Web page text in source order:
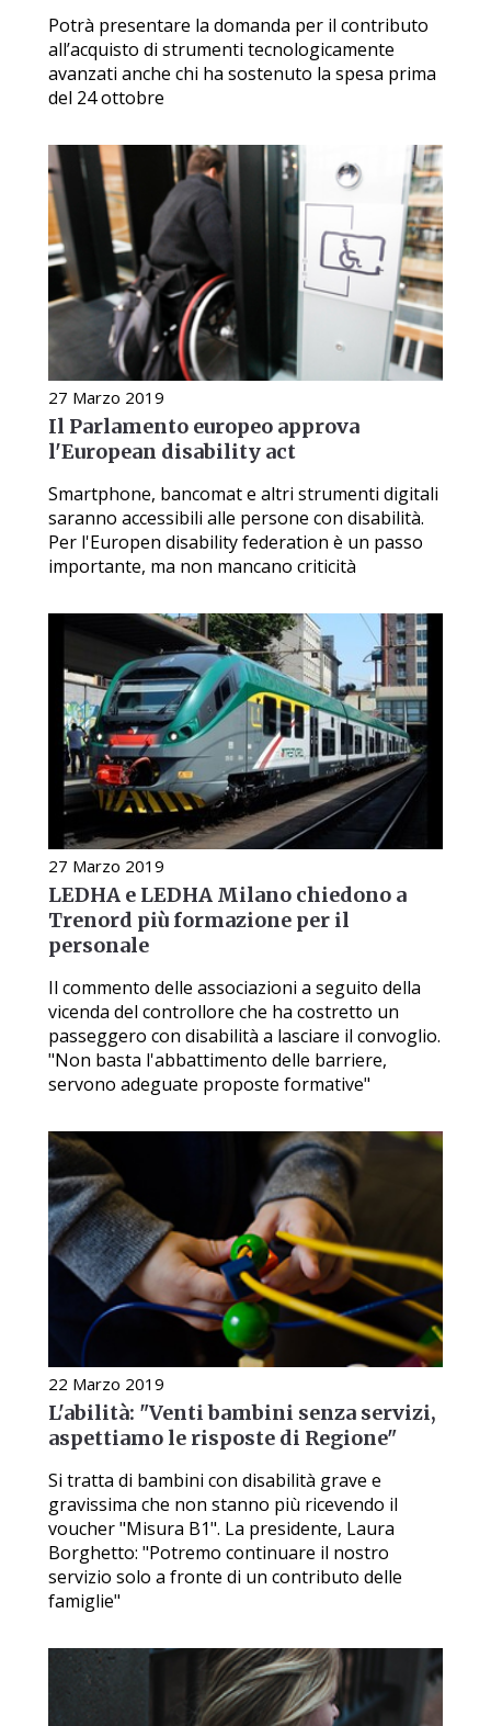
Potrà presentare la domanda per il contributo
all’acquisto di strumenti tecnologicamente
avanzati anche chi ha sostenuto la spesa prima
del 24 ottobre
27 Marzo 2019
Il Parlamento europeo approva
l'European disability act
Smartphone, bancomat e altri strumenti digitali
saranno accessibili alle persone con disabilità.
Per l'Europen disability federation è un passo
importante, ma non mancano criticità
27 Marzo 2019
LEDHA e LEDHA Milano chiedono a
Trenord più formazione per il
personale
Il commento delle associazioni a seguito della
vicenda del controllore che ha costretto un
passeggero con disabilità a lasciare il convoglio.
"Non basta l'abbattimento delle barriere,
servono adeguate proposte formative"
22 Marzo 2019
L'abilità: "Venti bambini senza servizi,
aspettiamo le risposte di Regione"
Si tratta di bambini con disabilità grave e
gravissima che non stanno più ricevendo il
voucher "Misura B1". La presidente, Laura
Borghetto: "Potremo continuare il nostro
servizio solo a fronte di un contributo delle
famiglie"